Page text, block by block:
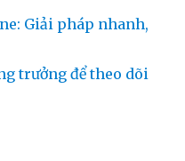
Giải pháp nhanh,
trưởng để theo dõi